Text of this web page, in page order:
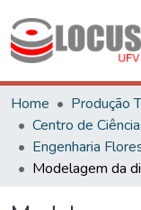
Home
Produção
Centro de